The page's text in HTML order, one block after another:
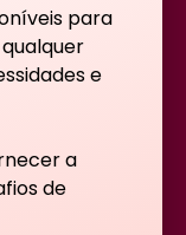
para
e
a
de